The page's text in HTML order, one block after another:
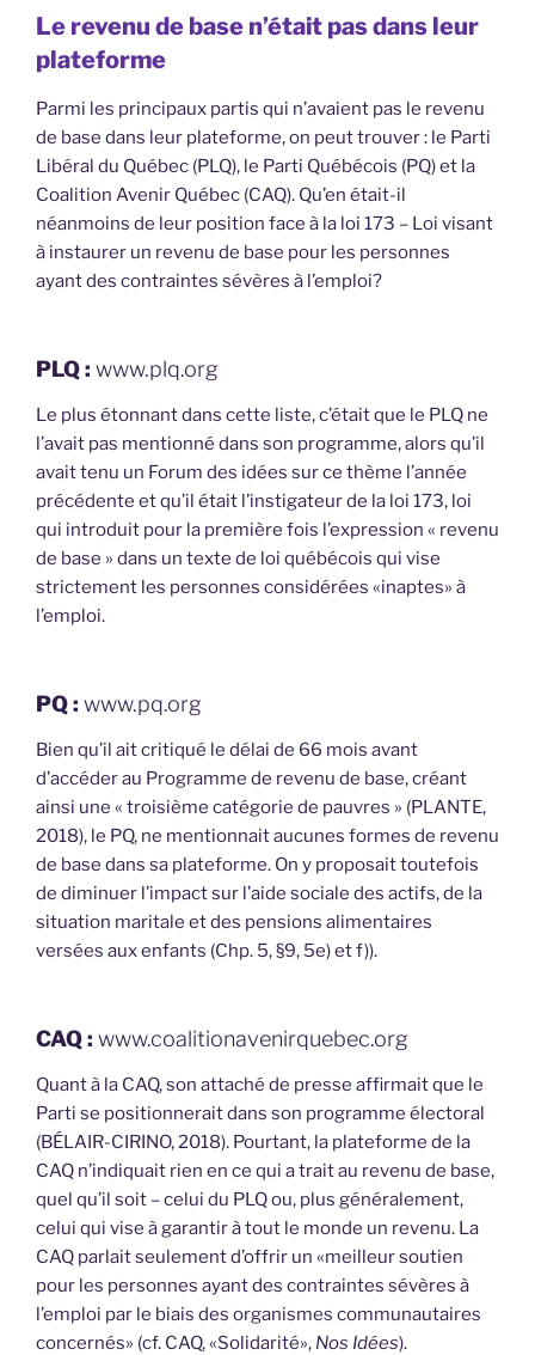
Le revenu de base n’était pas dans leur
plateforme
Parmi les principaux partis qui n’avaient pas le revenu
de base dans leur plateforme, on peut trouver : le Parti
Libéral du Québec (PLQ), le Parti Québécois (PQ) et la
Coalition Avenir Québec (CAQ). Qu’en était-il
néanmoins de leur position face à la loi 173 – Loi visant
à instaurer un revenu de base pour les personnes
ayant des contraintes sévères à l’emploi?
PLQ : www.plq.org
Le plus étonnant dans cette liste, c’était que le PLQ ne
l’avait pas mentionné dans son programme, alors qu’il
avait tenu un Forum des idées sur ce thème l’année
précédente et qu’il était l’instigateur de la loi 173, loi
qui introduit pour la première fois l’expression « revenu
de base » dans un texte de loi québécois qui vise
strictement les personnes considérées «inaptes» à
l’emploi.
PQ : www.pq.org
Bien qu’il ait critiqué le délai de 66 mois avant
d’accéder au Programme de revenu de base, créant
ainsi une « troisième catégorie de pauvres » (PLANTE,
2018), le PQ, ne mentionnait aucunes formes de revenu
de base dans sa plateforme. On y proposait toutefois
de diminuer l’impact sur l’aide sociale des actifs, de la
situation maritale et des pensions alimentaires
versées aux enfants (Chp. 5, §9, 5e) et f)).
CAQ : www.coalitionavenirquebec.org
Quant à la CAQ, son attaché de presse affirmait que le
Parti se positionnerait dans son programme électoral
(BÉLAIR-CIRINO, 2018). Pourtant, la plateforme de la
CAQ n’indiquait rien en ce qui a trait au revenu de base,
quel qu’il soit – celui du PLQ ou, plus généralement,
celui qui vise à garantir à tout le monde un revenu. La
CAQ parlait seulement d’offrir un «meilleur soutien
pour les personnes ayant des contraintes sévères à
l’emploi par le biais des organismes communautaires
concernés» (cf. CAQ, «Solidarité», Nos Idées).